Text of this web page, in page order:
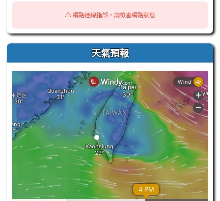
⚠️ 網路連線錯誤，請檢查網路狀態
天氣預報